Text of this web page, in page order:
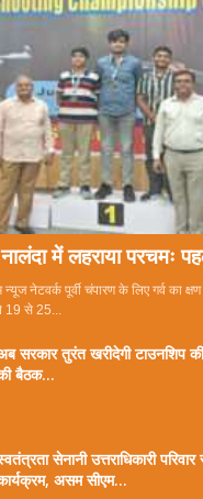
में लहराया परचमः
न्यूज नेटवर्क पूर्वी चंपारण के लिए गर्व का
ने 19 से 25...
सरकार तुरंत खरीदेगी टाउनशिप
बैठक...
सेनानी उत्तराधिकारी
असम सीएम...